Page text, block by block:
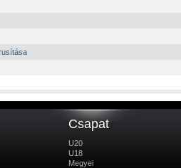
Csapat
U20
U18
Megyei